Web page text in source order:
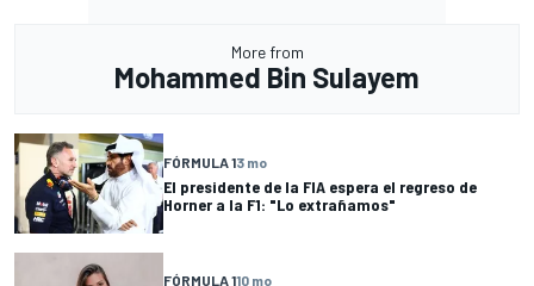
More from
Mohammed Bin Sulayem
FÓRMULA 13 mo
El presidente de la FIA espera el regreso de
Horner a la F1: "Lo extrañamos"
FÓRMULA 110 mo